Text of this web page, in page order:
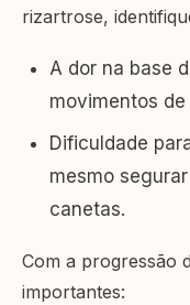
rizartrose,
A dor na base
movimentos de
Dificuldade
mesmo
canetas.
Com a progressão
importantes: